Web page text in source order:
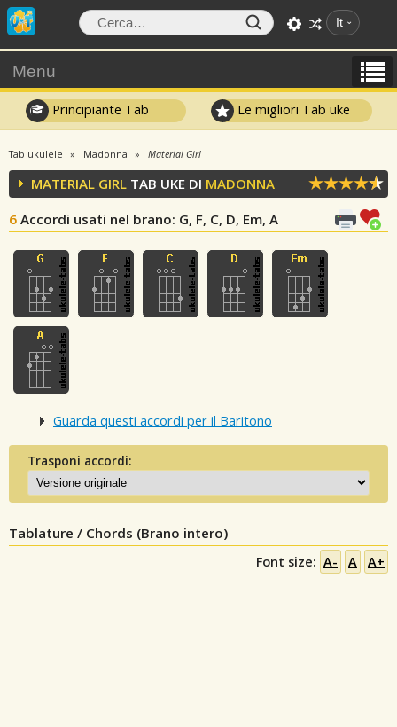
It
Menu
Principiante Tab Le migliori Tab uke
Tab ukulele Madonna Material Girl
MATERIAL GIRL TAB UKE DI MADONNA
6 Accordi usati nel brano: G, F, C, D, Em, A
Guarda questi accordi per il Baritono
Trasponi accordi:
Tablature / Chords (Brano intero)
Font size: A- A A+